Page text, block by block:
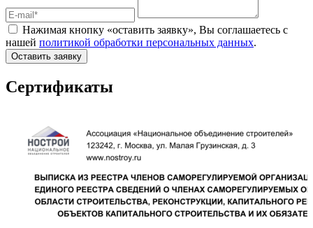
Нажимая кнопку «оставить заявку», Вы соглашаетесь с
нашей политикой обработки персональных данных.
Оставить заявку
Сертификаты